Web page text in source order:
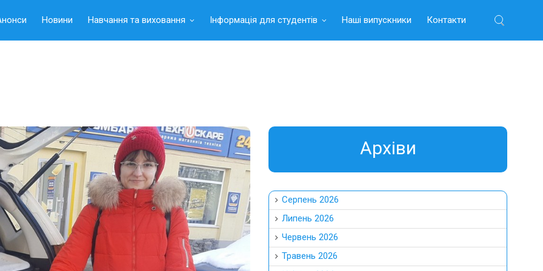
Новини Навчання та виховання Інформація для студентів Наші випускники Контакти
Aрхіви
Серпень 2026
Липень 2026
Червень 2026
Травень 2026